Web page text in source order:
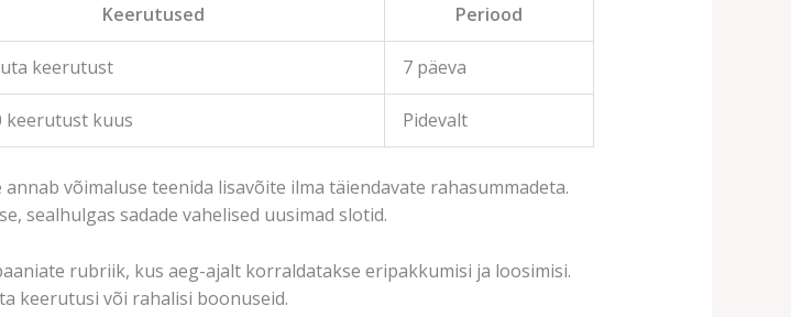
Keerutused Periood
keerutust 7 päeva
keerutust kuus Pidevalt
võimaluse teenida lisavõite ilma täiendavate rahasummadeta.
sealhulgas sadade vahelised uusimad slotid.
rubriik, kus aeg-ajalt korraldatakse eripakkumisi ja loosimisi.
keerutusi või rahalisi boonuseid.